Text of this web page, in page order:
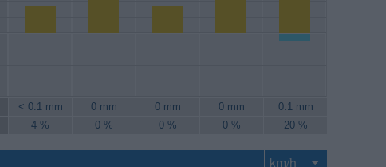
< 0.1 mm 0 mm 0 mm 0 mm
0.1 mm
4 % 0 % 0 % 0 % 20 %